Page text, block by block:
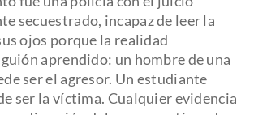
secuestrado, incapaz de leer la
ojos porque la realidad
aprendido: un hombre de una
ser el agresor. Un estudiante
ser la víctima. Cualquier evidencia